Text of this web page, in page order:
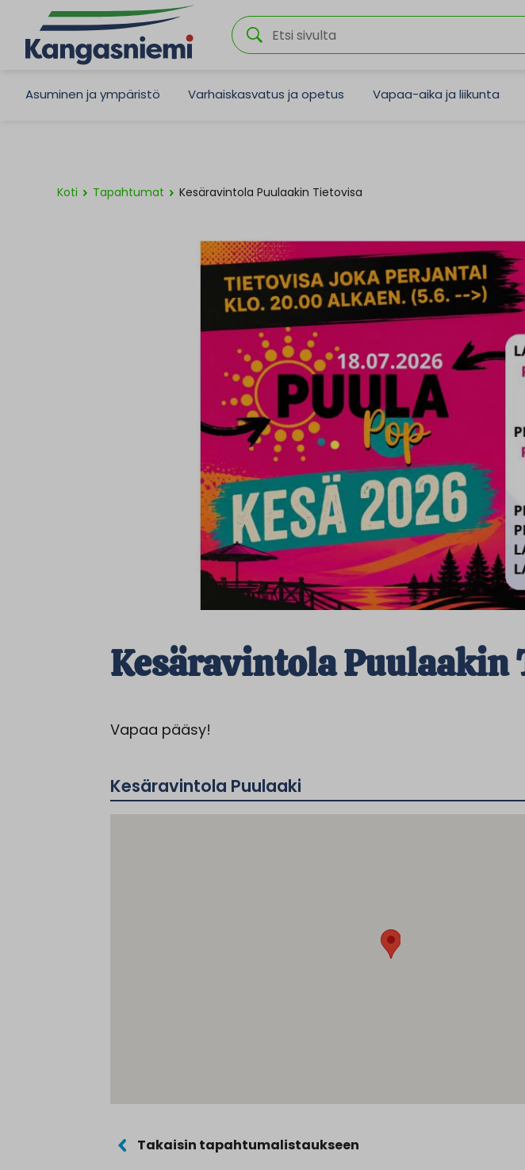
Asuminen ja ympäristö Varhaiskasvatus ja opetus Vapaa-aika ja liikunta
Koti Tapahtumat Kesäravintola Puulaakin Tietovisa
Kesäravintola Puulaakin
Vapaa pääsy!
Kesäravintola Puulaaki
Takaisin tapahtumalistaukseen